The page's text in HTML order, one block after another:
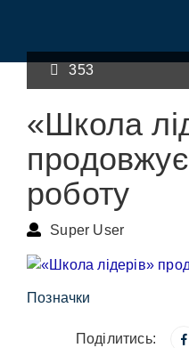
353
«Школа
роботу
Super User
Позначки
Поділитись: